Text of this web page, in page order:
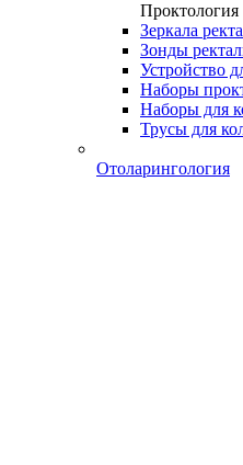
Проктология
Зеркала
Зонды
Устройство
Наборы
Наборы для
Трусы для
Отоларингология